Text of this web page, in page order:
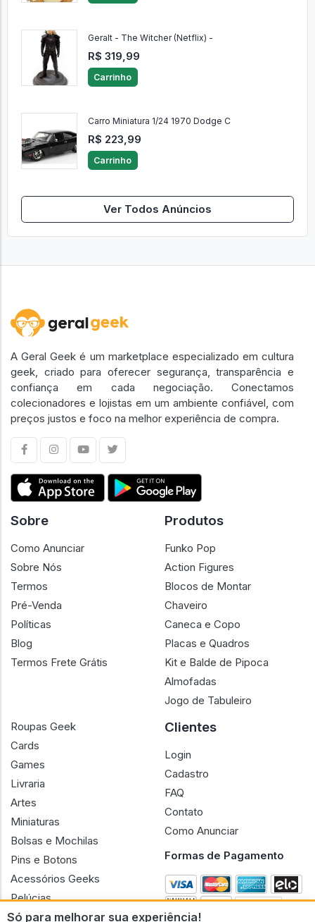
Geralt - The Witcher (Netflix) -
R$ 319,99
Carrinho
Carro Miniatura 1/24 1970 Dodge C
R$ 223,99
Carrinho
Ver Todos Anúncios
Só para melhorar sua experiência!
A Geral Geek é um marketplace especializado em cultura
geek, criado para oferecer segurança, transparência e
confiança em cada negociação. Conectamos
colecionadores e lojistas em um ambiente confiável, com
preços justos e foco na melhor experiência de compra.
Sobre
Como Anunciar
Sobre Nós
Termos
Pré-Venda
Políticas
Blog
Termos Frete Grátis
Produtos
Funko Pop
Action Figures
Blocos de Montar
Chaveiro
Caneca e Copo
Placas e Quadros
Kit e Balde de Pipoca
Almofadas
Jogo de Tabuleiro
Roupas Geek
Cards
Games
Livraria
Artes
Miniaturas
Bolsas e Mochilas
Pins e Botons
Acessórios Geeks
Pelúcias
Bonecas
Clientes
Login
Cadastro
FAQ
Contato
Como Anunciar
Formas de Pagamento